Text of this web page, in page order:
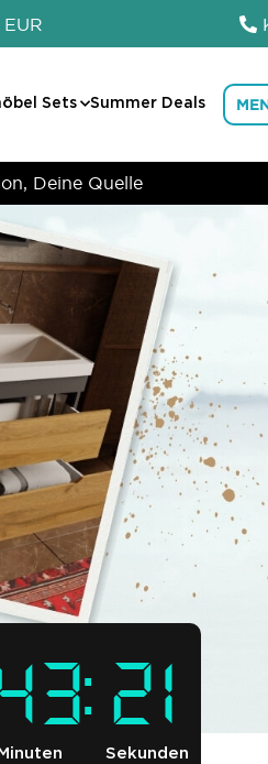
Sets Summer Deals
Deine Quelle
Minuten
19
Sekunden